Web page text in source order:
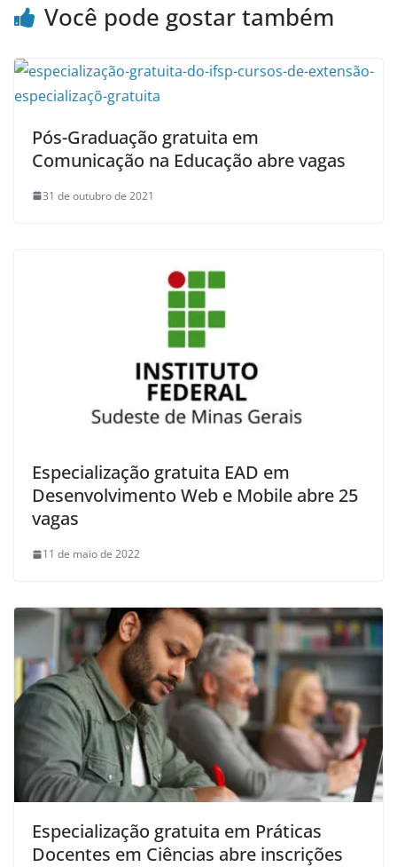
Você pode gostar também
Pós-Graduação gratuita em
Comunicação na Educação abre vagas
31 de outubro de 2021
Especialização gratuita EAD em
Desenvolvimento Web e Mobile abre 25
vagas
11 de maio de 2022
Especialização gratuita em Práticas
Docentes em Ciências abre inscrições